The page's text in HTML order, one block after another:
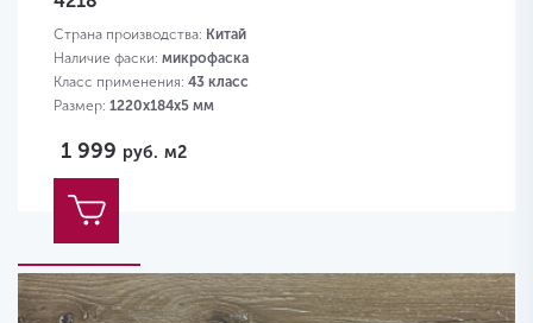
Страна производства: Китай
Наличие фаски: микрофаска
Класс применения: 43 класс
Размер: 1220х184х5 мм
1 999 руб. м2